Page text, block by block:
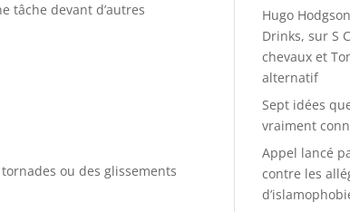
tâche devant d’autres
ou des glissements
Hugo
Drinks, sur S
chevaux et
alternatif
Sept idées
vraiment
Appel lancé
contre les